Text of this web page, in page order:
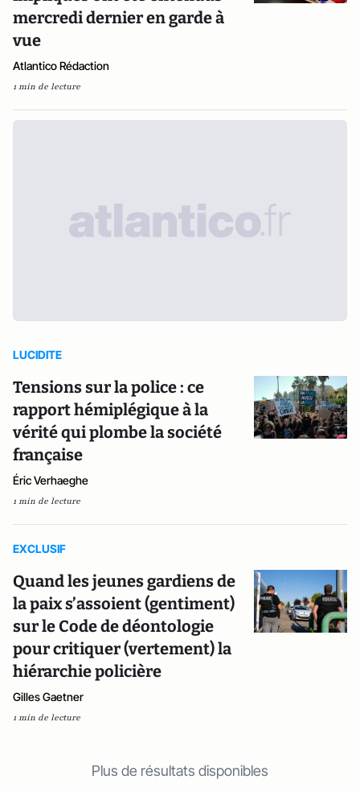
mercredi dernier en garde à
vue
Atlantico Rédaction
1 min de lecture
LUCIDITE
Tensions sur la police : ce
rapport hémiplégique à la
vérité qui plombe la société
française
Éric Verhaeghe
1 min de lecture
EXCLUSIF
Quand les jeunes gardiens de
la paix s’assoient (gentiment)
sur le Code de déontologie
pour critiquer (vertement) la
hiérarchie policière
Gilles Gaetner
1 min de lecture
Plus de résultats disponibles